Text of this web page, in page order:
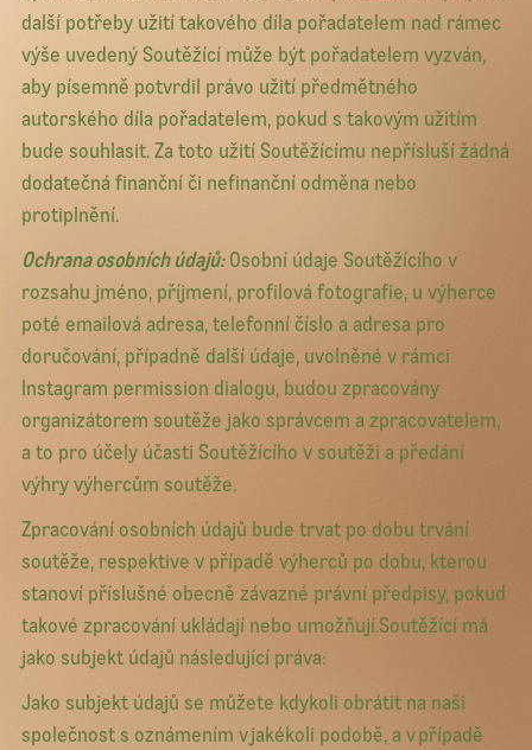
další potřeby užití takového díla pořadatelem nad rámec
výše uvedený Soutěžící může být pořadatelem vyzván,
aby písemně potvrdil právo užití předmětného
autorského díla pořadatelem, pokud s takovým užitím
bude souhlasit. Za toto užití Soutěžícímu nepřísluší žádná
dodatečná finanční či nefinanční odměna nebo
protiplnění.
Ochrana osobních údajů:Osobní údaje Soutěžícího v
rozsahu jméno, příjmení, profilová fotografie, u výherce
poté emailová adresa, telefonní číslo a adresa pro
doručování, případně další údaje, uvolněné v rámci
Instagram permission dialogu, budou zpracovány
organizátorem soutěže jako správcem a zpracovatelem,
a to pro účely účasti Soutěžícího v soutěži a předání
výhry výhercům soutěže.
Zpracování osobních údajů bude trvat po dobu trvání
soutěže, respektive v případě výherců po dobu, kterou
stanoví příslušné obecně závazné právní předpisy, pokud
takové zpracování ukládají nebo umožňují.Soutěžící má
jako subjekt údajů následující práva:
Jako subjekt údajů se můžete kdykoli obrátit na naši
společnost s oznámením v jakékoli podobě, a v případě